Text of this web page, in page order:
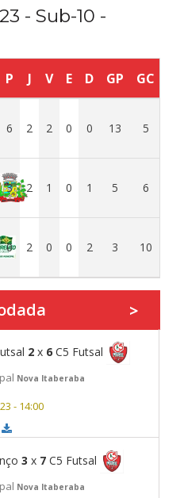
- Sub-10 -
P J V E D GP GC
6 2 2 0 0 13 5
3 2 1 0 1 5 6
0 2 0 0 2 3 10
>
2x 6C5 Futsal
Nova Itaberaba
- 14:00
3 x 7C5 Futsal
Nova Itaberaba